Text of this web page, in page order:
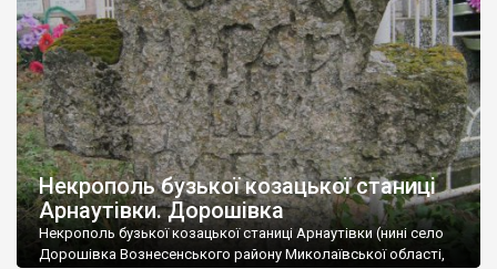
Некрополь бузької козацької станиці
Арнаутівки. Дорошівка
Некрополь бузької козацької станиці Арнаутівки (нині село
Дорошівка Вознесенського району Миколаївської області,